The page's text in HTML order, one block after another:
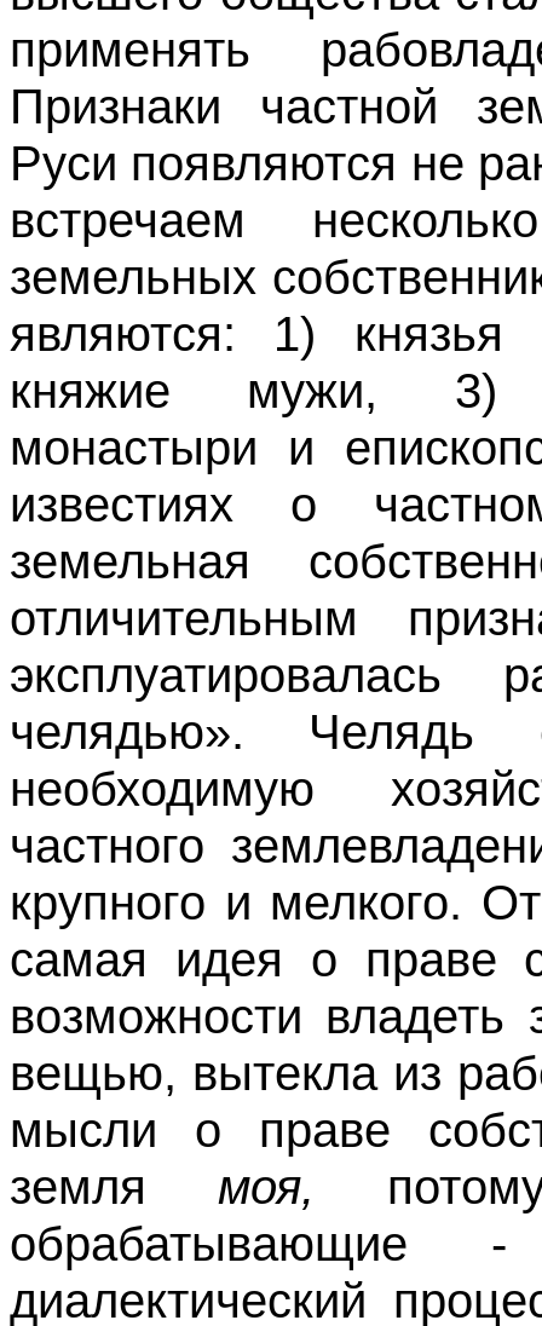
применять
Признаки частной
Руси появляются не
встречаем
земельных
являются: 1)
княжие мужи, 3)
монастыри и
известиях о
земельная
отличительным
челядью». Челядь
необходимую
частного
крупного и мелкого.
самая идея о праве
возможности
вещью, вытекла из
мысли о праве
земля моя,
обрабатывающие
диалектический